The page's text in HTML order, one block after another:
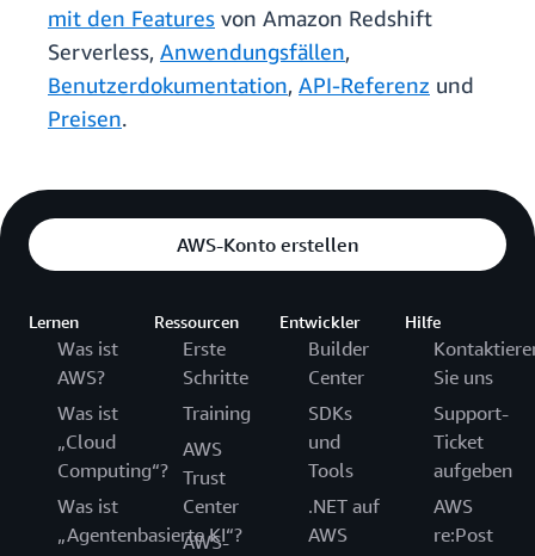
mit den Features von Amazon Redshift
Serverless, Anwendungsfällen,
Benutzerdokumentation, API-Referenz und
Preisen.
AWS-Konto erstellen
Lernen
Was ist
AWS?
Was ist
„Cloud
Computing“?
Was ist
„Agentenbasierte KI“?
Ressourcen
Erste
Schritte
Training
AWS
Trust
Center
AWS-
Entwickler
Builder
Center
SDKs
und
Tools
.NET auf
AWS
Hilfe
Sie uns
Support-
Ticket
aufgeben
AWS
re:Post